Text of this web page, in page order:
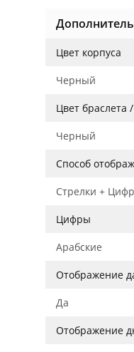
Цвет корпуса
Черный
Цвет браслета
Черный
Способ
Стрелки +
Цифры
Арабские
Отображение
Да
Отображение